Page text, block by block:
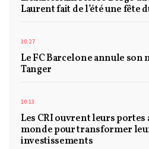
Laurent fait de l’été une fête
10:27
Le FC Barcelone annule son
Tanger
10:13
Les CRI ouvrent leurs portes
monde pour transformer
investissements